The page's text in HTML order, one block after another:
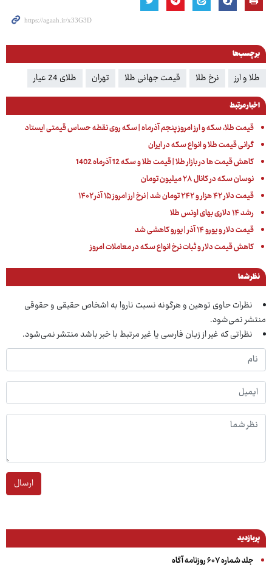
برچسب‌ها
طلا و ارز نرخ طلا قیمت جهانی طلا تهران طلای 24 عیار
اخبار مرتبط
قیمت طلا، سکه و ارز امروز پنجم آذرماه | سکه روی نقطه حساس قیمتی ایستاد
گرانی قیمت طلا و انواع سکه در ایران
کاهش قیمت ها در بازار طلا | قیمت طلا و سکه 12 آذرماه 1402
نوسان سکه در کانال ۲۸ میلیون تومان
قیمت دلار ۴۲ هزار و ۲۴۲ تومان شد | نرخ ارز امروز ۱۵ آذر ۱۴۰۲
رشد ۱۴ دلاری بهای اونس طلا
قیمت دلار و یورو ۱۴ آذر | یورو کاهشی شد
کاهش قیمت دلار و ثبات نرخ انواع سکه در معاملات امروز
نظر شما
نظرات حاوی توهین و هرگونه نسبت ناروا به اشخاص حقیقی و حقوقی
منتشر نمی‌شود.
نظراتی که غیر از زبان فارسی یا غیر مرتبط با خبر باشد منتشر نمی‌شود.
ارسال
پربازدید
جلد شماره ۶۰۷ روزنامه آگاه